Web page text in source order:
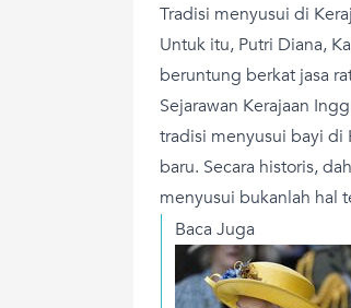
Tradisi menyusui di
Untuk itu, Putri Diana,
beruntung berkat jasa
Sejarawan Kerajaan
tradisi menyusui bayi di
baru. Secara historis,
menyusui bukanlah hal
Baca Juga